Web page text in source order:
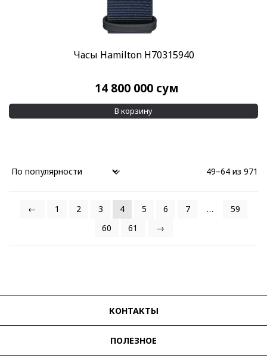
Часы Hamilton H70315940
14 800 000 сум
В корзину
49–64 из 971
← 1 2 3 4 5 6 7 …
59
60
61 →
КОНТАКТЫ
ПОЛЕЗНОЕ